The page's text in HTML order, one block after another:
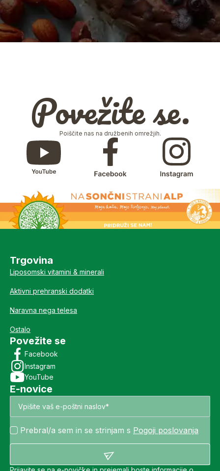
Povežite se.
Poiščite nas na družbenih omrežjih.
Trgovina
Liposomski vitamini & minerali
Aktivni prehranski dodatki
Naravna nega telesa
Ostalo
Povežite se
Facebook
Instagram
YouTube
E-novice
Prebral/a sem in se strinjam s Pogoji poslovanja